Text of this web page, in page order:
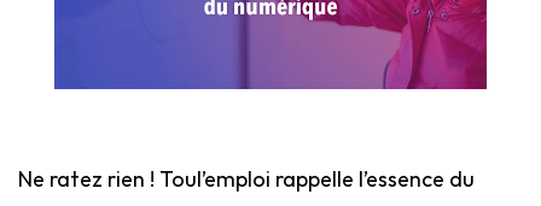
Ne ratez rien ! Toul’emploi rappelle l’essence du